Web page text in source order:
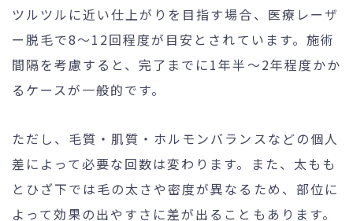
ツルツルに近い仕上がりを目指す場合、医療レーザ
ー脱毛で8〜12回程度が目安とされています。施術
間隔を考慮すると、完了までに1年半〜2年程度かか
るケースが一般的です。
ただし、毛質・肌質・ホルモンバランスなどの個人
差によって必要な回数は変わります。また、太もも
とひざ下では毛の太さや密度が異なるため、部位に
よって効果の出やすさに差が出ることもあります。